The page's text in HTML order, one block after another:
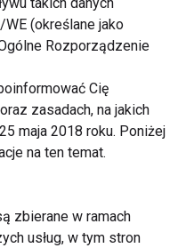
inne zdanie na
estetyczna daje
się pięknym
że ten komfort jest
przecież wstydzić
nie? Także, jeżeli
zęby są nieco
do waszego
takich danych
(określane jako
Rozporządzenie
Cię
zasadach, na jakich
maja 2018 roku. Poniżej
na ten temat.
zbierane w ramach
usług, w tym stron